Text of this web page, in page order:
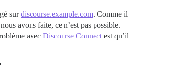
surdiscourse.example.com. Comme il
avons faite, ce n’est pas possible.
avec Discourse Connect est qu’il